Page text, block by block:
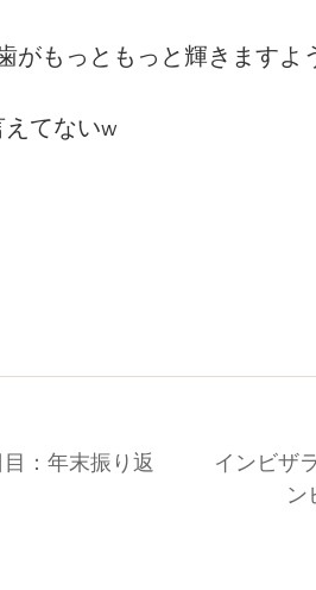
がもっともっと輝きますよ
てないw
：年末振り返
インビザ
ン